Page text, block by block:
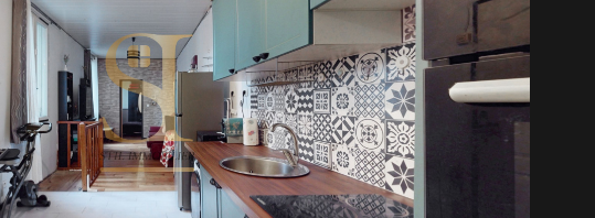
disponibles sur le site Géorisques
VOIR LE BIEN